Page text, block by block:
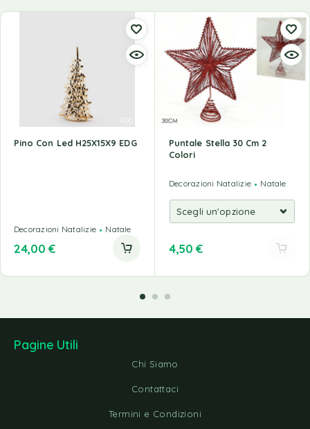
Pino Con Led H25X15X9 EDG
Decorazioni Natalizie Natale
24,00 €
Puntale Stella 30 Cm 2
Colori
Decorazioni Natalizie Natale
4,50€
Pagine Utili
Chi Siamo
Contattaci
Termini e Condizioni